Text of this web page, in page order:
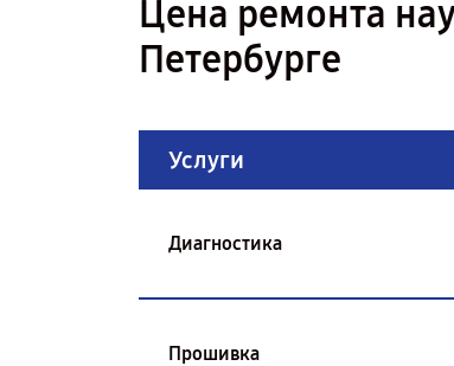
Цена ремонта
Петербурге
Услуги
Диагностика
Прошивка